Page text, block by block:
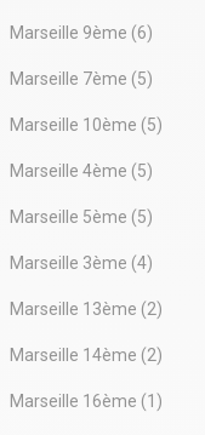
Marseille 9ème (6)
Marseille 7ème (5)
Marseille 10ème (5)
Marseille 4ème (5)
Marseille 5ème (5)
Marseille 3ème (4)
Marseille 13ème (2)
Marseille 14ème (2)
Marseille 16ème (1)